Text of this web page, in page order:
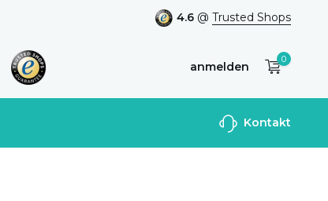
4.6 @ Trusted Shops
anmelden
Benutzerkonto
0
Kontakt